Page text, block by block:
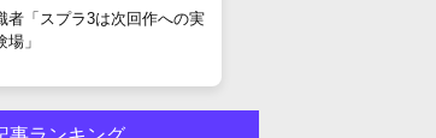
者「スプラ3は次回作への実
場」